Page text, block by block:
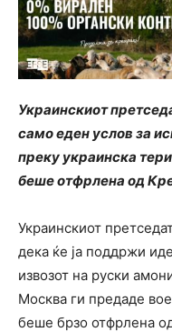
Украинскиот
само еден услов за
преку украинска
беше отфрлена од
Украинскиот
дека ќе ја поддржи
извозот на руски
Москва ги предаде
беше брзо отфрлена